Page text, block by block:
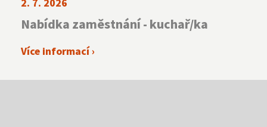
2. 7. 2026
Nabídka zaměstnání - kuchař/ka
Více informací ›